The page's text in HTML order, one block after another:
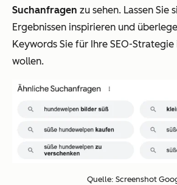
Suchanfragen zu sehen. Lassen Sie
Ergebnissen inspirieren und
Keywords Sie für Ihre SEO-
wollen.
Quelle: Screenshot